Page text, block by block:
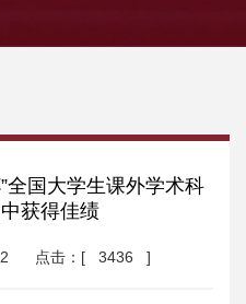
全国大学生课外学术科
获得佳绩
点击：[ 3436 ]